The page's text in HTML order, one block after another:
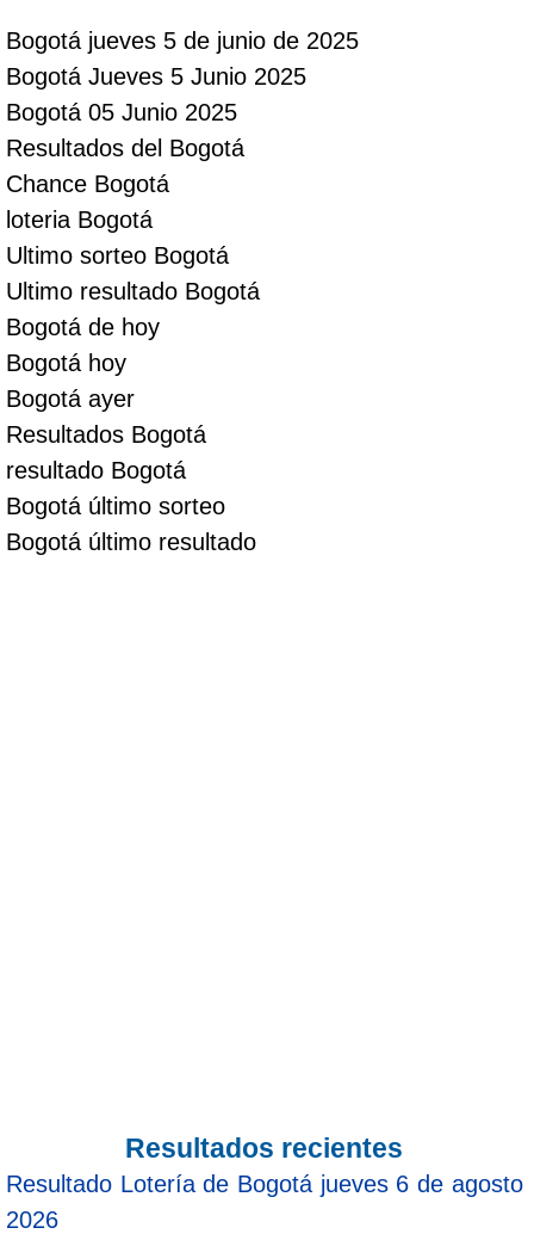
Bogotá jueves 5 de junio de 2025
Bogotá Jueves 5 Junio 2025
Bogotá 05 Junio 2025
Resultados del Bogotá
Chance Bogotá
loteria Bogotá
Ultimo sorteo Bogotá
Ultimo resultado Bogotá
Bogotá de hoy
Bogotá hoy
Bogotá ayer
Resultados Bogotá
resultado Bogotá
Bogotá último sorteo
Bogotá último resultado
Resultados recientes
Resultado Lotería de Bogotá jueves 6 de agosto
2026